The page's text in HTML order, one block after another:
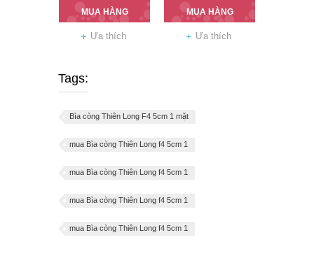
MUA HÀNG
Ưa thích
MUA HÀNG
Ưa thích
Tags:
Bìa còng Thiên Long F4 5cm 1 mặt
mua Bìa còng Thiên Long f4 5cm 1
mua Bìa còng Thiên Long f4 5cm 1
mua Bìa còng Thiên Long f4 5cm 1
mua Bìa còng Thiên Long f4 5cm 1